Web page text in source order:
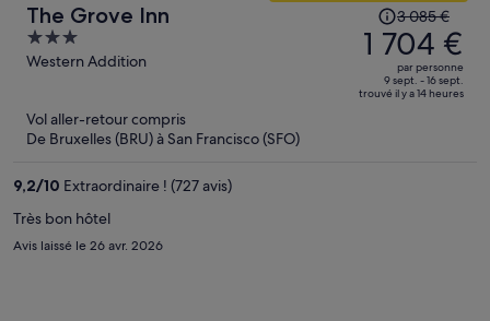
The Grove Inn
3
out
5
Western Addition
Le
prix
était
3 085 €.
3 085 €
1 704 €
par personne
9 sept. - 16 sept.
trouvé il y a 14 heures
Vol aller-retour compris
De Bruxelles (BRU) à San Francisco (SFO)
9,2/10 Extraordinaire ! (727 avis)
Très bon hôtel
Avis laissé le 26 avr. 2026